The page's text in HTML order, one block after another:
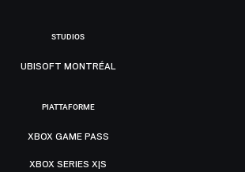
STUDIOS
UBISOFT MONTRÉAL
PIATTAFORME
XBOX GAME PASS
XBOX SERIES X|S